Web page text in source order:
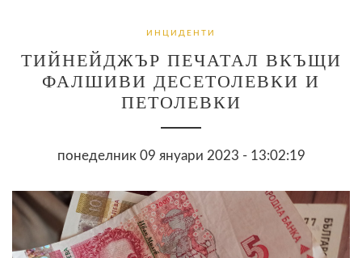
ИНЦИДЕНТИ
ТИЙНЕЙДЖЪР ПЕЧАТАЛ ВКЪЩИ
ФАЛШИВИ ДЕСЕТОЛЕВКИ И
ПЕТОЛЕВКИ
понеделник 09 януари 2023 - 13:02:19